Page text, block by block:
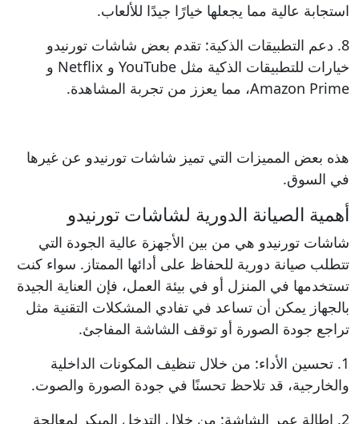
استجابة عالية مما يجعلها خيارًا جيدًا للألعاب.
8. دعم التطبيقات الذكية: تقدم بعض شاشات تورنيدو
خيارات للتطبيقات الذكية مثل YouTube و Netflix و
Amazon Prime، مما يعزز من تجربة المشاهدة.
هذه بعض المميزات التي تميز شاشات تورنيدو عن غيرها
في السوق.
أهمية الصيانة الدورية لشاشات تورنيدو
شاشات تورنيدو هي من بين الأجهزة عالية الجودة التي
تتطلب صيانة دورية للحفاظ على أدائها الممتاز. سواء كنت
تستخدمها في المنزل أو في بيئة العمل، فإن العناية الجيدة
بالجهاز يمكن أن تساعد في تفادي المشكلات التقنية مثل
تراجع جودة الصورة أو توقف الشاشة المفاجئ.
1. تحسين الأداء: من خلال تنظيف المكونات الداخلية
والخارجية، قد تلاحظ تحسنًا في جودة الصورة والصوت.
2. إطالة عمر الشاشة: من خلال التدخل المبكر لمعالجة